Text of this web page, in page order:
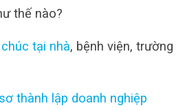
thế nào?
tại nhà, bệnh viện, trường
thành lập doanh nghiệp